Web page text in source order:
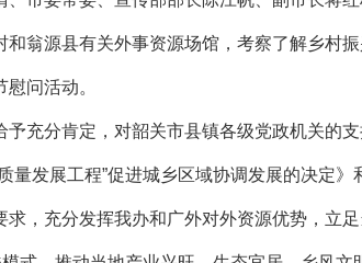
翁源县有关外事资源场馆，考察了解乡村
问活动。
分肯定，对韶关市县镇各级党政机关的支
发展工程”促进城乡区域协调发展的决定
，充分发挥我办和广外对外资源优势，立